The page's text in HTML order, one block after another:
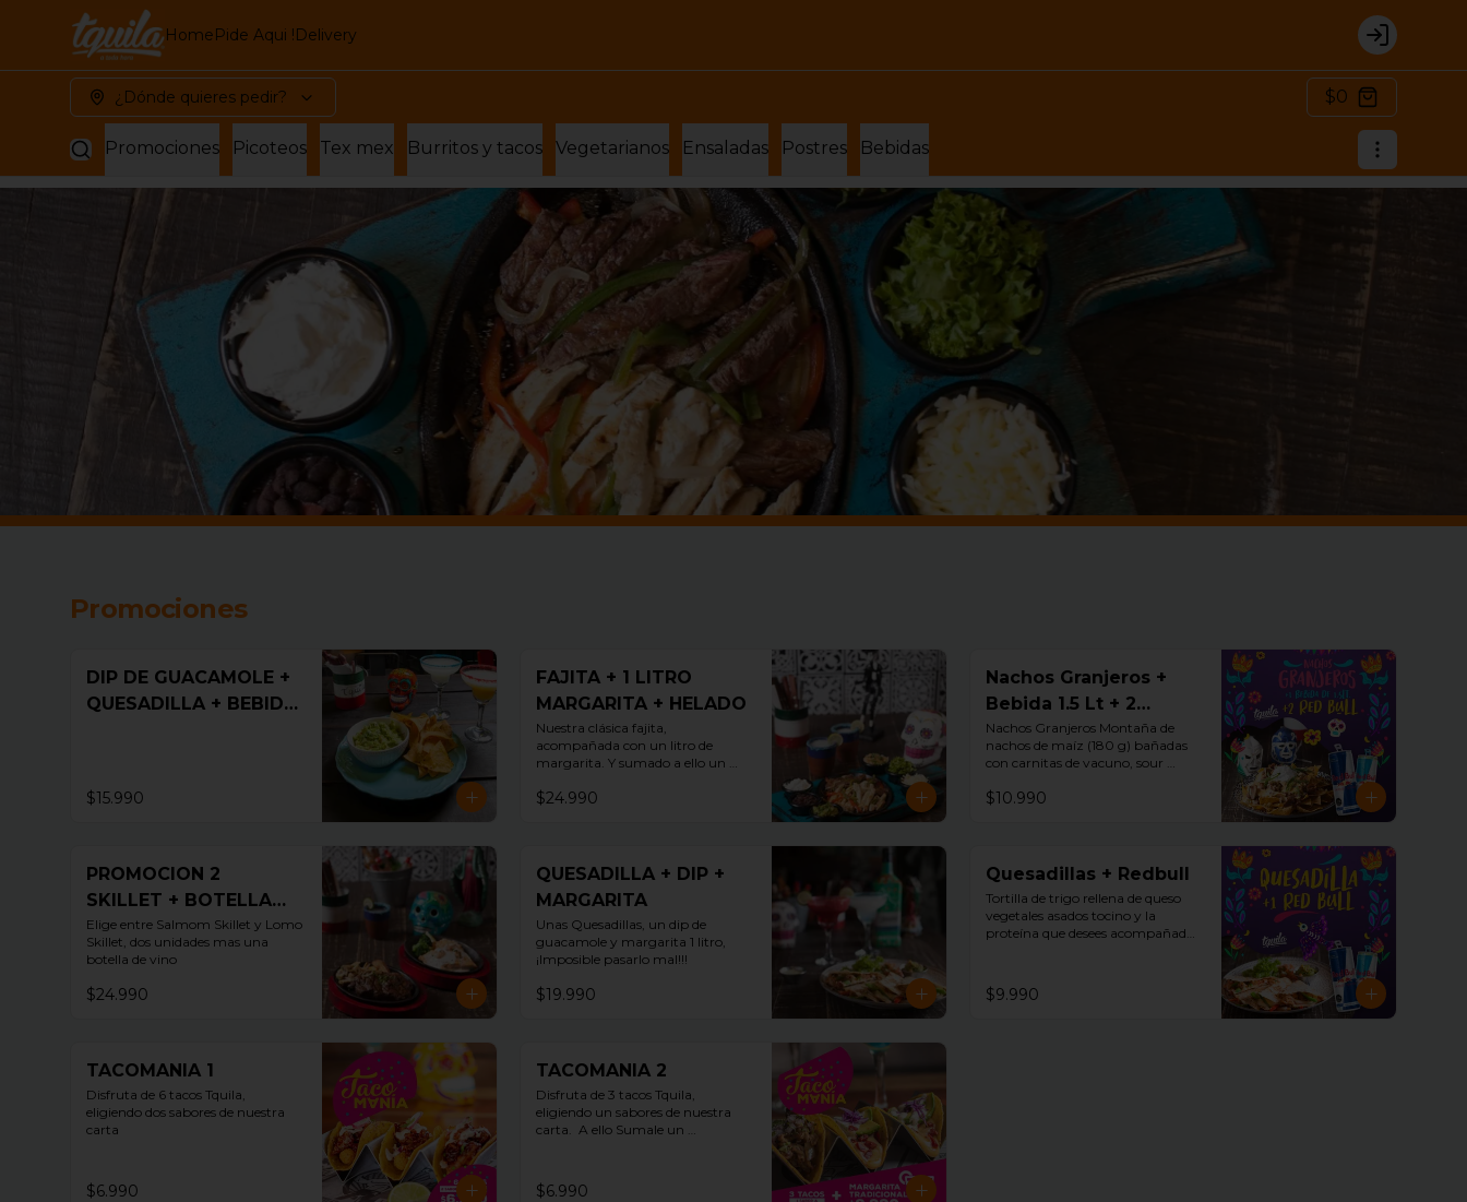
HomePide Aqui !Delivery Login
¿Dónde quieres pedir? $0
Promociones Picoteos Tex mex Burritos y tacos Vegetarianos Ensaladas Postres Bebidas
Promociones
DIP DE GUACAMOLE +
QUESADILLA + BEBIDA
$15.990
FAJITA + 1 LITRO
MARGARITA + HELADO
Nuestra clásica fajita,
acompañada con un litro de
margarita. Y sumado a ello un
guallarauco
$24.990
Nachos Granjeros +
Bebida 1.5 Lt + 2
Redbull
Nachos Granjeros Montaña de
nachos de maíz (180 g) bañadas
con carnitas de vacuno, sour
$10.990
PROMOCION 2
SKILLET + BOTELLA
DE VINO
Elige entre Salmom Skillet y Lomo
Skillet, dos unidades mas una
botella de vino
$24.990
QUESADILLA + DIP +
MARGARITA
Unas Quesadillas, un dip de
guacamole y margarita 1 litro,
¡Imposible pasarlo mal!!!
$19.990
Quesadillas + Redbull
Tortilla de trigo rellena de queso
vegetales asados tocino y la
proteína que desees acompañadas
$9.990
TACOMANIA 1
Disfruta de 6 tacos Tquila,
eligiendo dos sabores de nuestra
carta
$6.990
TACOMANIA 2
Disfruta de 3 tacos Tquila,
eligiendo un sabores de nuestra
carta.  A ello Sumale un
$6.990